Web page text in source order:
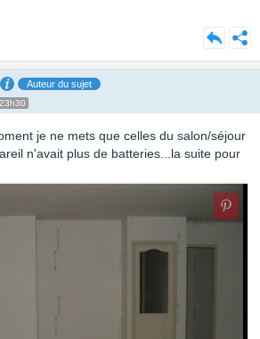
Auteur du sujet
je ne mets que celles du salon/séjour
n'avait plus de batteries...la suite pour